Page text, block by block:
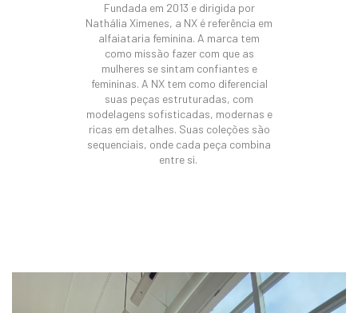
Fundada em 2013 e dirigida por
Nathália Ximenes, a NX é referência em
alfaiataria feminina. A marca tem
como missão fazer com que as
mulheres se sintam confiantes e
femininas. A NX tem como diferencial
suas peças estruturadas, com
modelagens sofisticadas, modernas e
ricas em detalhes. Suas coleções são
sequenciais, onde cada peça combina
entre si.